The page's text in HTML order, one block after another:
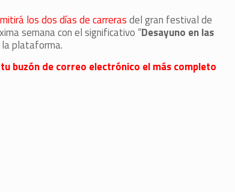
los dos días de carrerasdel gran festival de
semana con el significativo “Desayuno en las
plataforma.
buzón de correo electrónico el más completo